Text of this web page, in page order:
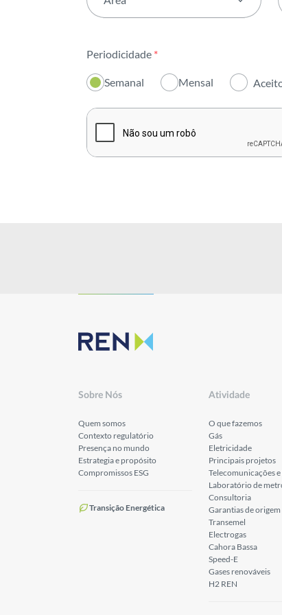
Institucional
Sustentabilidade
Periodicidade *
Semanal Mensal
Sobre Nós
Quem somos
Contexto regulatório
Presença no mundo
Estrategia e propósito
Compromissos ESG
Transição Energética
Atividade
O que fazemos
Gás
Eletricidade
Principais projetos
Telecomunicações
Laboratório de
Consultoria
Garantias de origem
Transemel
Electrogas
Cahora Bassa
Speed-E
Gases renováveis
H2 REN